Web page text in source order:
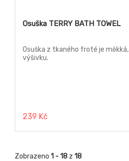
Osuška TERRY BATH TOWEL
Osuška z tkaného froté je
výšivku.
239 Kč
Zobrazeno 1 - 18 z 18